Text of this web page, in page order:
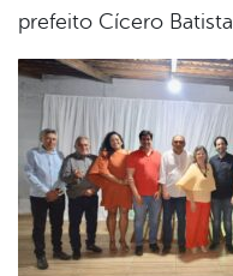
prefeito Cícero